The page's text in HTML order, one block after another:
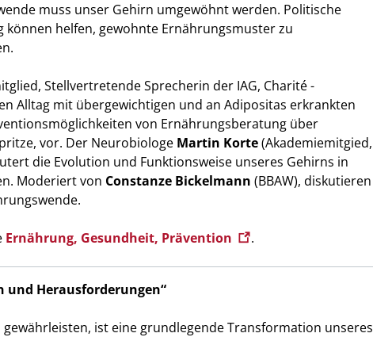
muss unser Gehirn umgewöhnt werden. Politische
helfen, gewohnte Ernährungsmuster zu
Stellvertretende Sprecherin der IAG, Charité -
Alltag mit übergewichtigen und an Adipositas erkrankten
von Ernährungsberatung über
vor. Der Neurobiologe Martin Korte(Akademiemitgied,
die Evolution und Funktionsweise unseres Gehirns in
Moderiert von Constanze Bickelmann (BBAW), diskutieren
Ernährung, Gesundheit, Prävention .
und Herausforderungen“
ist eine grundlegende Transformation unseres